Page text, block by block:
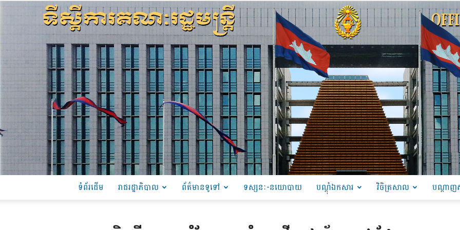
ទំព័រដើម រាជរដ្ឋាភិបាល ព័ត៌មានទូទៅ ទស្សនៈ-នយោបាយ បណ្ដុំឯកសារ វិចិត្រសាល បណ្តាញ